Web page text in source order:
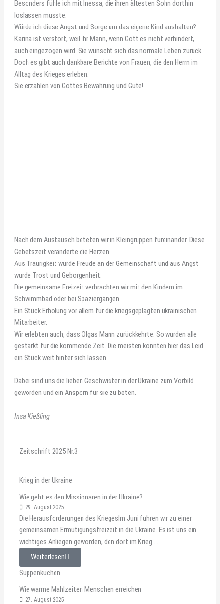
Besonders fühle ich mit Inessa, die ihren ältesten Sohn dorthin
loslassen musste.
Würde ich diese Angst und Sorge um das eigene Kind aushalten?
Karina ist verstört, weil ihr Mann, wenn Gott es nicht verhindert,
auch eingezogen wird. Sie wünscht sich das normale Leben zurück.
Doch es gibt auch dankbare Berichte von Frauen, die den Herrn im
Alltag des Krieges erleben.
Sie erzählen von Gottes Bewahrung und Güte!
Nach dem Austausch beteten wir in Kleingruppen füreinander. Diese
Gebetszeit veränderte die Herzen.
Aus Traurigkeit wurde Freude an der Gemeinschaft und aus Angst
wurde Trost und Geborgenheit.
Die gemeinsame Freizeit verbrachten wir mit den Kindern im
Schwimmbad oder bei Spaziergängen.
Ein Stück Erholung vor allem für die kriegsgeplagten ukrainischen
Mitarbeiter.
Wir erlebten auch, dass Olgas Mann zurückkehrte. So wurden alle
gestärkt für die kommende Zeit. Die meisten konnten hier das Leid
ein Stück weit hinter sich lassen.
Dabei sind uns die lieben Geschwister in der Ukraine zum Vorbild
geworden und ein Ansporn für sie zu beten.
Insa Kießling
Zeitschrift 2025 Nr.3
Krieg in der Ukraine
Wie geht es den Missionaren in der Ukraine?
29. August 2025
Die Herausforderungen des KriegesIm Juni fuhren wir zu einer
gemeinsamen Ermutigungsfreizeit in die Ukraine. Es ist uns ein
wichtiges Anliegen geworden, den dort im Krieg ...
Weiterlesen
Suppenküchen
Wie warme Mahlzeiten Menschen erreichen
27. August 2025